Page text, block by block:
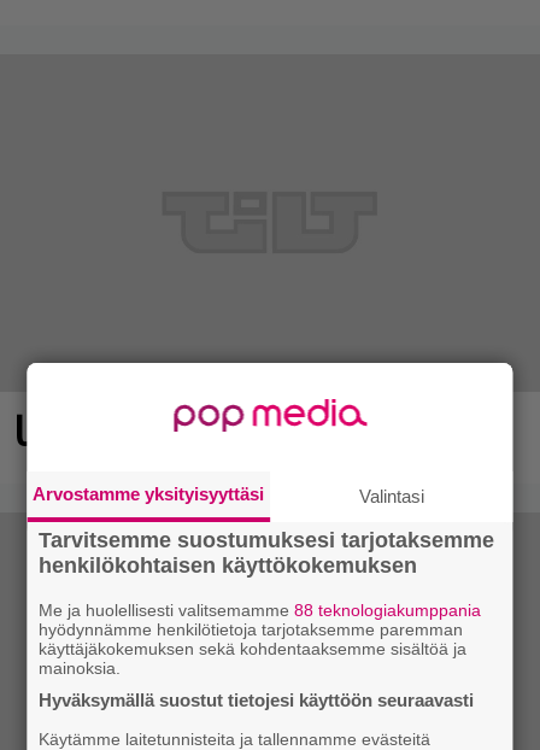
Ubisoftin hittipeli saapui Steamiin
Arvostamme yksityisyyttäsi Valintasi
Tarvitsemme suostumuksesi tarjotaksemme
henkilökohtaisen käyttökokemuksen
Me ja huolellisesti valitsemamme88 teknologiakumppania
hyödynnämme henkilötietoja tarjotaksemme paremman
käyttäjäkokemuksen sekä kohdentaaksemme sisältöä ja
mainoksia.
Hyväksymällä suostut tietojesi käyttöön seuraavasti
Käytämme laitetunnisteita ja tallennamme evästeitä